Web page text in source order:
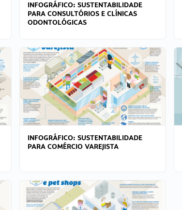
INFOGRÁFICO: SUSTENTABILIDADE
PARA CONSULTÓRIOS E CLÍNICAS
ODONTOLÓGICAS
INFOGRÁFICO: SUSTENTABILIDADE
PARA COMÉRCIO VAREJISTA